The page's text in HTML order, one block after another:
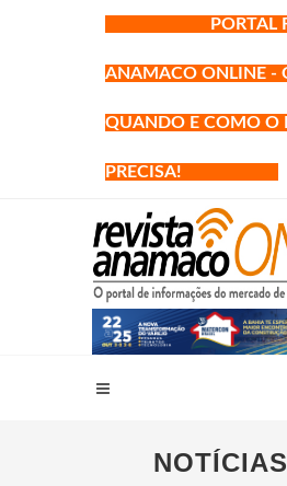
PORTAL
ANAMACO ONLINE -
QUANDO E COMO O
PRECISA!